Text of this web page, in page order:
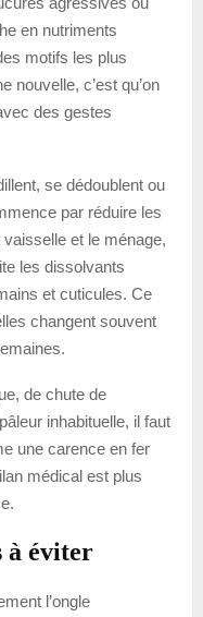
en nutriments
motifs les plus
nouvelle, c’est qu’on
des gestes
se dédoublent ou
par réduire les
et le ménage,
les dissolvants
et cuticules. Ce
changent souvent
de chute de
inhabituelle, il faut
une carence en fer
médical est plus
à éviter
l’ongle